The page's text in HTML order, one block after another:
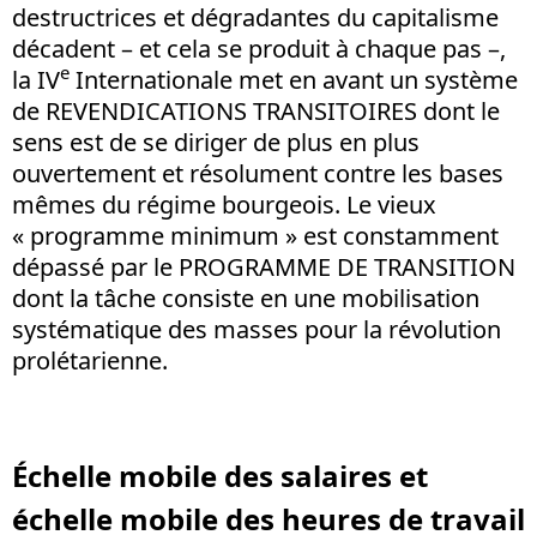
destructrices et dégradantes du capitalisme
décadent – et cela se produit à chaque pas –,
la IVe Internationale met en avant un système
de REVENDICATIONS TRANSITOIRES dont le
sens est de se diriger de plus en plus
ouvertement et résolument contre les bases
mêmes du régime bourgeois. Le vieux
« programme minimum » est constamment
dépassé par le PROGRAMME DE TRANSITION
dont la tâche consiste en une mobilisation
systématique des masses pour la révolution
prolétarienne.
Échelle mobile des salaires et
échelle mobile des heures de travail